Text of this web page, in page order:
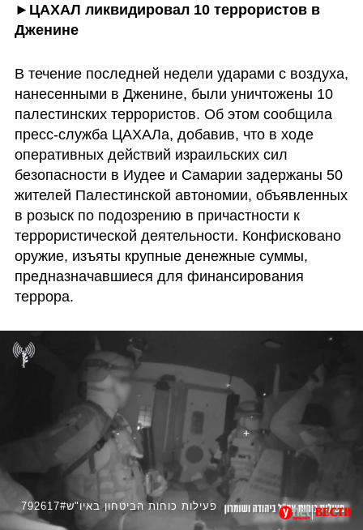
►ЦАХАЛ ликвидировал 10 террористов в
Дженине
В течение последней недели ударами с воздуха,
нанесенными в Дженине, были уничтожены 10
палестинских террористов. Об этом сообщила
пресс-служба ЦАХАЛа, добавив, что в ходе
оперативных действий израильских сил
безопасности в Иудее и Самарии задержаны 50
жителей Палестинской автономии, объявленных
в розыск по подозрению в причастности к
террористической деятельности. Конфисковано
оружие, изъяты крупные денежные суммы,
предназначавшиеся для финансирования
террора.
792617#פעילות כוחות הביטחון באיו"ש